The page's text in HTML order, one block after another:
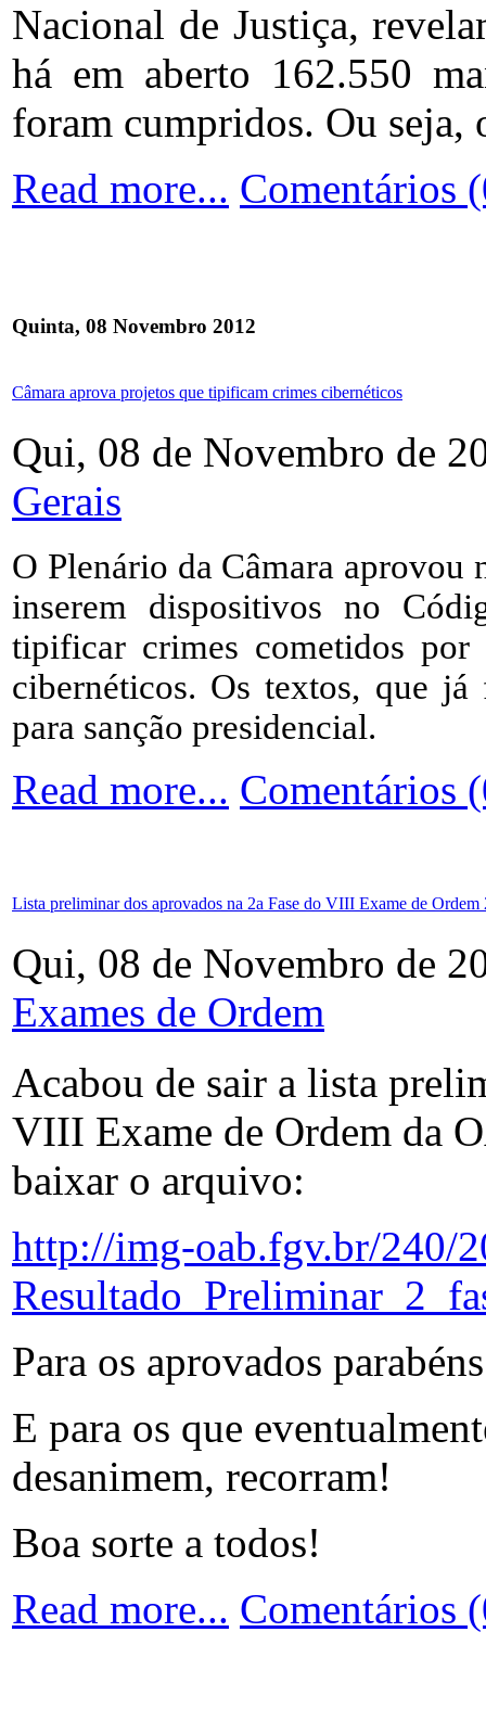
Nacional de Justiça,
há em aberto 162.550
foram cumpridos. Ou
Read more... Comentários
Quinta, 08 Novembro 2012
Câmara aprova projetos que tipificam crimes cibernéticos
Qui, 08 de Novembro de
Gerais
O Plenário da Câmara aprovou
inserem dispositivos no
tipificar crimes cometidos por
cibernéticos. Os textos, que já
para sanção presidencial.
Read more... Comentários
Lista preliminar dos aprovados na 2a Fase do VIII Exame de Ordem
Qui, 08 de Novembro de
Exames de Ordem
Acabou de sair a lista
VIII Exame de Ordem da
baixar o arquivo:
http://img-oab.fgv.br/240/
Para os aprovados
E para os que
desanimem, recorram!
Boa sorte a todos!
Read more... Comentários